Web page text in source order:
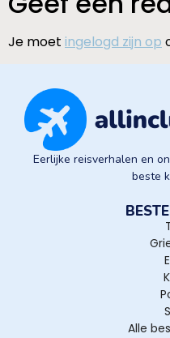
Je moet ingelogd zijn op
Eerlijke reisverhalen en
beste
Alle